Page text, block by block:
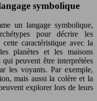
symbolique
un langage symbolique,
pour décrire les
caractéristique avec la
planètes et les maisons
qui peuvent être interprétées
les voyants. Par exemple,
mais aussi la colère et la
explorer lors de leurs